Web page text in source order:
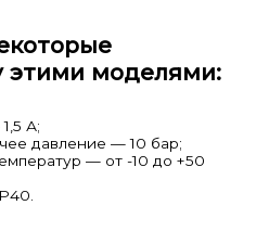
этими моделями:
А;
давление — 10 бар;
— от -10 до +50